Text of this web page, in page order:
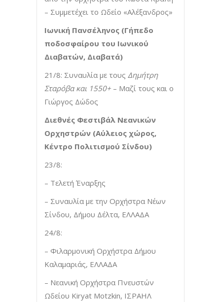
– Συμμετέχει το Ωδείο «Αλέξανδρος»
Ιωνική Πανσέληνος (Γήπεδο
ποδοσφαίρου του Ιωνικού
Διαβατών, Διαβατά)
21/8: Συναυλία με τους Δημήτρη
Σταρόβα και 1550+ – Μαζί τους και ο
Γιώργος Δώδος
Διεθνές Φεστιβάλ Νεανικών
Ορχηστρών (Αύλειος χώρος,
Κέντρο Πολιτισμού Σίνδου)
23/8:
– Τελετή Έναρξης
– Συναυλία με την Ορχήστρα Νέων
Σίνδου, Δήμου Δέλτα, ΕΛΛΑΔΑ
24/8:
– Φιλαρμονική Ορχήστρα Δήμου
Καλαμαριάς, ΕΛΛΑΔΑ
– Νεανική Ορχήστρα Πνευστών
Ωδείου Kiryat Motzkin, ΙΣΡΑΗΛ